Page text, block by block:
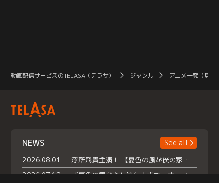
動画配信サービスのTELASA（テラサ） ジャンル アニメ一覧（見放
NEWS
See all
2026.08.01
浮所飛貴主演！ 【夏色の風が僕の家にやってきた】 本日よりテラサで独占配信スタート！
2026.07.18
『夏色の雲が恋と嵐をまきおこす』スペシャルメイキング 【Part1】2026年７月18日（土）23時30分～配信スタート！話題のシーンの裏側を大公開！豪華キャスト大集合！ 『武宮家 真夏の家族会議』開催！